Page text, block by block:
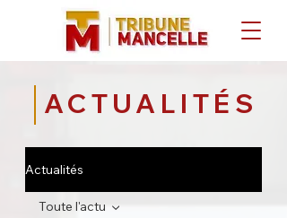
ACTUALITÉS
Actualités
Toute l'actu